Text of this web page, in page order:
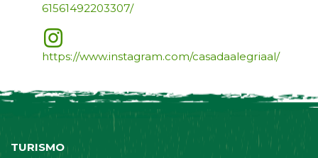
61561492203307/
https://www.instagram.com/casadaalegriaal/
TURISMO